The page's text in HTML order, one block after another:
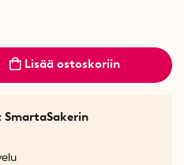
Lisää ostoskoriin